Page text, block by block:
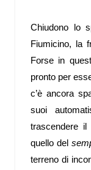
Chiudono lo
Fiumicino, la
Forse in
pronto per
c’è ancora
suoi
trascendere il
quello del
terreno di